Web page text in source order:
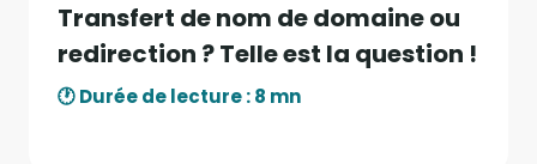
Transfert de nom de domaine ou
redirection ? Telle est la question !